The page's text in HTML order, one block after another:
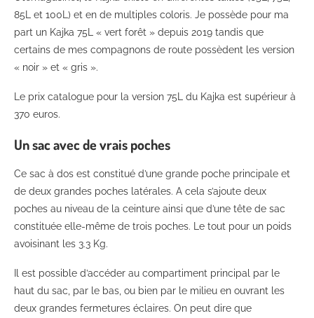
85L et 100L) et en de multiples coloris. Je possède pour ma
part un Kajka 75L « vert forêt » depuis 2019 tandis que
certains de mes compagnons de route possèdent les version
« noir » et « gris ».
Le prix catalogue pour la version 75L du Kajka est supérieur à
370 euros.
Un sac avec de vrais poches
Ce sac à dos est constitué d’une grande poche principale et
de deux grandes poches latérales. A cela s’ajoute deux
poches au niveau de la ceinture ainsi que d’une tête de sac
constituée elle-même de trois poches. Le tout pour un poids
avoisinant les 3.3 Kg.
Il est possible d’accéder au compartiment principal par le
haut du sac, par le bas, ou bien par le milieu en ouvrant les
deux grandes fermetures éclaires. On peut dire que